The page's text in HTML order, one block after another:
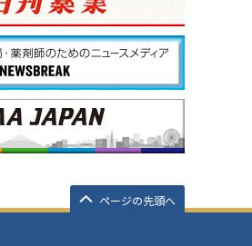
ページの先頭へ